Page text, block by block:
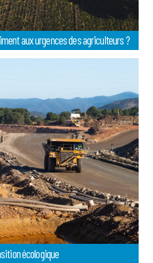
aux urgences des agriculteurs ?
écologique